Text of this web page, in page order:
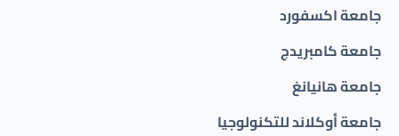
جامعة اكسفورد
جامعة كامبريدج
جامعة هانيانغ
جامعة أوكلاند للتكنولوجيا